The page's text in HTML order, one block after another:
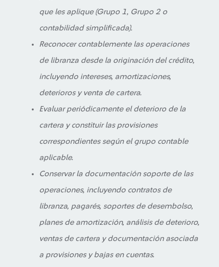
que les aplique (Grupo 1, Grupo 2 o
contabilidad simplificada).
Reconocer contablemente las operaciones
de libranza desde la originación del crédito,
incluyendo intereses, amortizaciones,
deterioros y venta de cartera.
Evaluar periódicamente el deterioro de la
cartera y constituir las provisiones
correspondientes según el grupo contable
aplicable.
Conservar la documentación soporte de las
operaciones, incluyendo contratos de
libranza, pagarés, soportes de desembolso,
planes de amortización, análisis de deterioro,
ventas de cartera y documentación asociada
a provisiones y bajas en cuentas.